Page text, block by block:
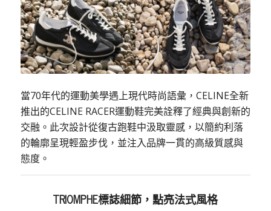
當70年代的運動美學遇上現代時尚語彙，CELINE全新
推出的CELINE RACER運動鞋完美詮釋了經典與創新的
交融。此次設計從復古跑鞋中汲取靈感，以簡約利落
的輪廓呈現輕盈步伐，並注入品牌一貫的高級質感與
態度。
TRIOMPHE標誌細節，點亮法式風格